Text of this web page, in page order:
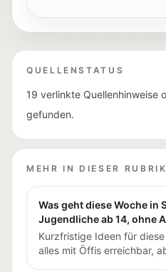
QUELLENSTATUS
19 verlinkte Quellenhinweise
gefunden.
MEHR IN DIESER RUBRIK
Was geht diese Woche in
Jugendliche ab 14, ohne
Kurzfristige Ideen für
alles mit Öffis erreichbar,